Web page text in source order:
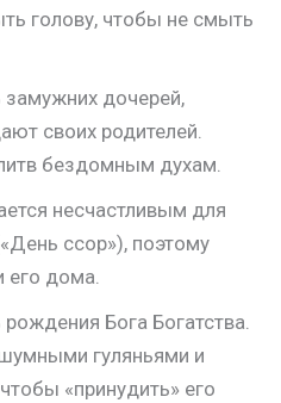
голову, чтобы не смыть
дочерей,
своих родителей.
бездомным духам.
несчастливым для
ссор»), поэтому
его дома.
Бога Богатства.
гуляньями и
«принудить» его